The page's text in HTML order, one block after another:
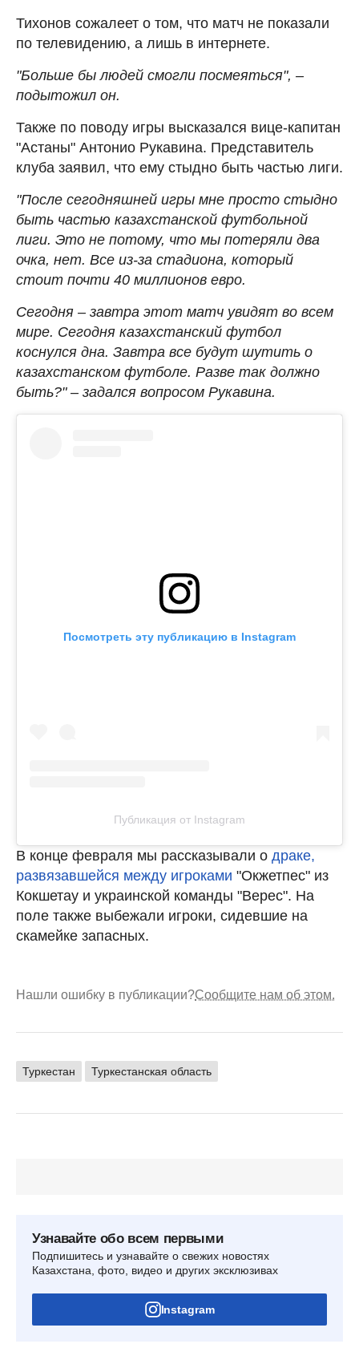
Тихонов сожалеет о том, что матч не показали
по телевидению, а лишь в интернете.
"Больше бы людей смогли посмеяться", –
подытожил он.
Также по поводу игры высказался вице-капитан
"Астаны" Антонио Рукавина. Представитель
клуба заявил, что ему стыдно быть частью лиги.
"После сегодняшней игры мне просто стыдно
быть частью казахстанской футбольной
лиги. Это не потому, что мы потеряли два
очка, нет. Все из-за стадиона, который
стоит почти 40 миллионов евро.
Сегодня – завтра этот матч увидят во всем
мире. Сегодня казахстанский футбол
коснулся дна. Завтра все будут шутить о
казахстанском футболе. Разве так должно
быть?" – задался вопросом Рукавина.
Посмотреть эту публикацию в Instagram
Публикация от Instagram
В конце февраля мы рассказывали о драке,
развязавшейся между игроками "Окжетпес" из
Кокшетау и украинской команды "Верес". На
поле также выбежали игроки, сидевшие на
скамейке запасных.
Нашли ошибку в публикации?Сообщите нам об этом.
Туркестан Туркестанская область
Узнавайте обо всем первыми
Подпишитесь и узнавайте о свежих новостях
Казахстана, фото, видео и других эксклюзивах
Instagram